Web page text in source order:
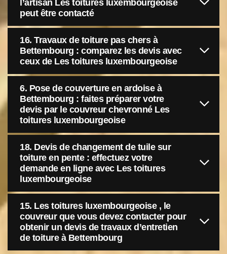
l’artisan Les toitures luxembourgeoise
peut être contacté
16. Travaux de toiture pas chers à
Bettembourg : comparez les devis avec
ceux de Les toitures luxembourgeoise
6. Pose de couverture en ardoise à
Bettembourg : faites préparer votre
devis par le couvreur chevronné Les
toitures luxembourgeoise
18. Devis de changement de tuile sur
toiture en pente : effectuez votre
demande en ligne avec Les toitures
luxembourgeoise
15. Les toitures luxembourgeoise , le
couvreur que vous devez contacter pour
obtenir un devis de travaux d’entretien
de toiture à Bettembourg